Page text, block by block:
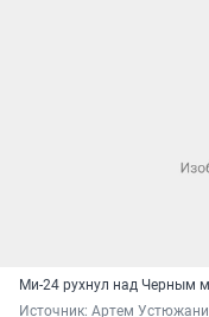
Ми-24 рухнул над Черным
Источник: Артем